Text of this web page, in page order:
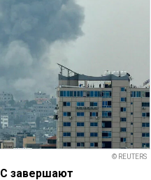
© REUTERS
завершают